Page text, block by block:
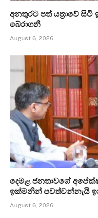
අනතුරට පත් යත්‍රාවේ සිටි
බේරාගනී
August 6, 2026
දෙමළ ජනතාවගේ
ඉක්මනින් පවත්වන්නැයි
August 6, 2026